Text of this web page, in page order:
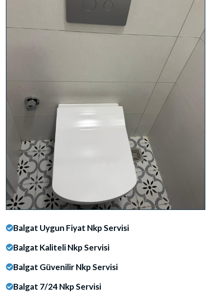
Balgat Uygun Fiyat Nkp Servisi
Balgat Kaliteli Nkp Servisi
Balgat Güvenilir Nkp Servisi
Balgat 7/24 Nkp Servisi